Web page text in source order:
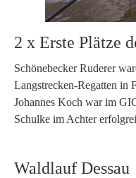
2 x Erste Plätze
Schönebecker Ruderer
Langstrecken-Regatten in
Johannes Koch war im
Schulke im Achter
Waldlauf Dessau